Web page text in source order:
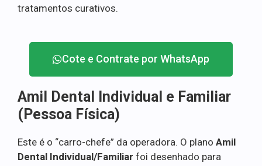
tratamentos curativos.
Cote e Contrate por WhatsApp
Amil Dental Individual e Familiar
(Pessoa Física)
Este é o “carro-chefe” da operadora. O plano Amil
Dental Individual/Familiar foi desenhado para